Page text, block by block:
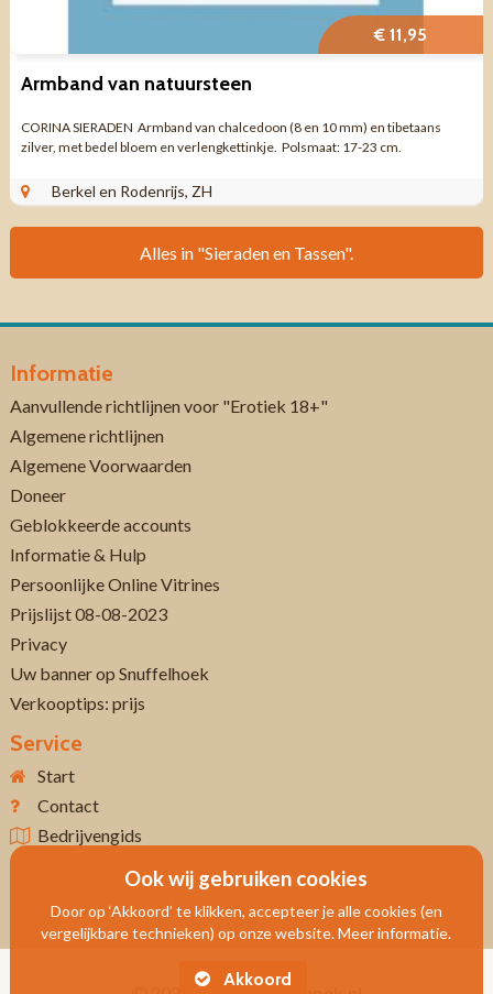
€ 11,95
Armband van natuursteen
CORINA SIERADEN Armband van chalcedoon (8 en 10 mm) en tibetaans
zilver, met bedel bloem en verlengkettinkje. Polsmaat: 17-23 cm.
Berkel en Rodenrijs, ZH
Alles in "Sieraden en Tassen".
Informatie
Aanvullende richtlijnen voor "Erotiek 18+"
Algemene richtlijnen
Algemene Voorwaarden
Doneer
Geblokkeerde accounts
Informatie & Hulp
Persoonlijke Online Vitrines
Prijslijst 08-08-2023
Privacy
Uw banner op Snuffelhoek
Verkooptips: prijs
Service
Start
Contact
Bedrijvengids
Ook wij gebruiken cookies
Door op ‘Akkoord’ te klikken, accepteer je alle cookies (en
vergelijkbare technieken) op onze website. Meer informatie.
Akkoord